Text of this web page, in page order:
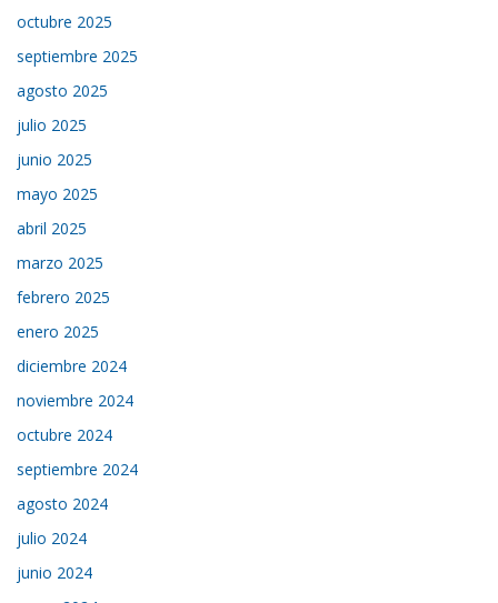
octubre 2025
septiembre 2025
agosto 2025
julio 2025
junio 2025
mayo 2025
abril 2025
marzo 2025
febrero 2025
enero 2025
diciembre 2024
noviembre 2024
octubre 2024
septiembre 2024
agosto 2024
julio 2024
junio 2024